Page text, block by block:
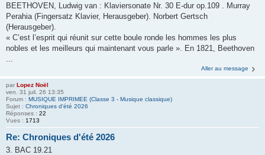
BEETHOVEN, Ludwig van : Klaviersonate Nr. 30 E-dur op.109 . Murray
Perahia (Fingersatz Klavier, Herausgeber). Norbert Gertsch
(Herausgeber).
« C’est l’esprit qui réunit sur cette boule ronde les hommes les plus
nobles et les meilleurs qui maintenant vous parle ». En 1821, Beethoven
Aller au message
par Lopez Noël
ven. 31 juil. 26 13:35
Forum : MUSIQUE IMPRIMEE (Classe 3 - Musique classique)
Sujet : Chroniques d'été 2026
Réponses : 22
Vues : 1713
Re: Chroniques d'été 2026
3. BAC 19.21